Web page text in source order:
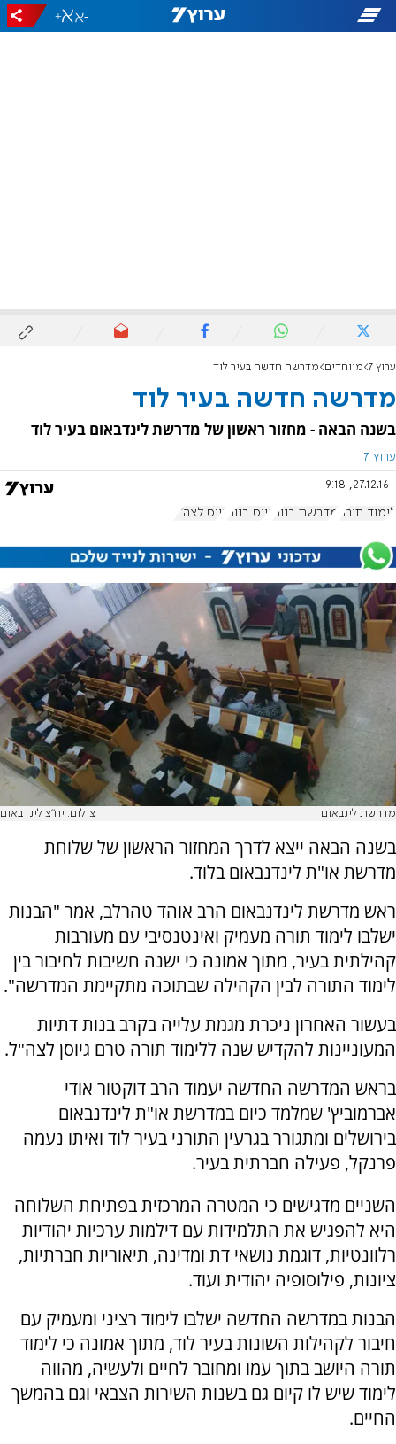
-
+
ערוץ 7 מיוחדים מדרשה חדשה בעיר לוד
מדרשה חדשה בעיר לוד
בשנה הבאה - מחזור ראשון של מדרשת לינדבאום בעיר לוד
ערוץ 7
27.12.16, 9:18
לימוד תורה מדרשת בנות גיוס בנות גיוס לצה"ל
מדרשת לינבאום צילום: יח"צ לינדבאום
בשנה הבאה ייצא לדרך המחזור הראשון של שלוחת
מדרשת או"ת לינדנבאום בלוד.
ראש מדרשת לינדנבאום הרב אוהד טהרלב, אמר "הבנות
ישלבו לימוד תורה מעמיק ואינטנסיבי עם מעורבות
קהילתית בעיר, מתוך אמונה כי ישנה חשיבות לחיבור בין
לימוד התורה לבין הקהילה שבתוכה מתקיימת המדרשה".
בעשור האחרון ניכרת מגמת עלייה בקרב בנות דתיות
המעוניינות להקדיש שנה ללימוד תורה טרם גיוסן לצה"ל.
בראש המדרשה החדשה יעמוד הרב דוקטור אודי
אברמוביץ' שמלמד כיום במדרשת או"ת לינדנבאום
בירושלים ומתגורר בגרעין התורני בעיר לוד ואיתו נעמה
פרנקל, פעילה חברתית בעיר.
השניים מדגישים כי המטרה המרכזית בפתיחת השלוחה
היא להפגיש את התלמידות עם דילמות ערכיות יהודיות
רלוונטיות, דוגמת נושאי דת ומדינה, תיאוריות חברתיות,
ציונות, פילוסופיה יהודית ועוד.
הבנות במדרשה החדשה ישלבו לימוד רציני ומעמיק עם
חיבור לקהילות השונות בעיר לוד, מתוך אמונה כי לימוד
תורה היושב בתוך עמו ומחובר לחיים ולעשיה, מהווה
לימוד שיש לו קיום גם בשנות השירות הצבאי וגם בהמשך
החיים.